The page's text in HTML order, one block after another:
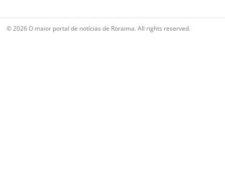
© 2026 O maior portal de notícias de Roraima. All rights reserved.